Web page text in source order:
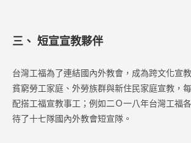
三、 短宣宣教夥伴
台灣工福為了連結國內外教會，成為跨文化宣
貧窮勞工家庭、外勞族群與新住民家庭宣教，
配搭工福宣教事工；例如二Ｏ一八年台灣工福
待了十七隊國內外教會短宣隊。